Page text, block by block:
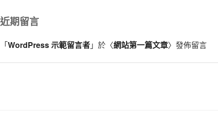
近期留言
「WordPress 示範留言者」於〈網站第一篇文章〉發佈留言